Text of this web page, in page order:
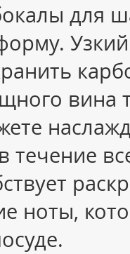
для
вина
течение
ноты,